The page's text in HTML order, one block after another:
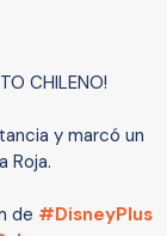
CHILENO!
y marcó un
Roja.
de #DisneyPlus